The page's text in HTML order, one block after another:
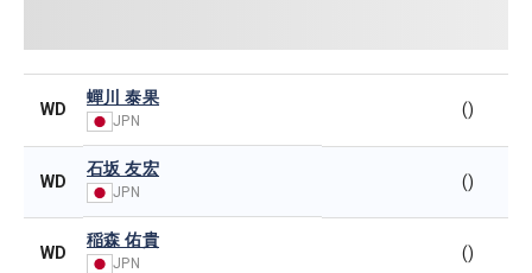
WD
蟬川 泰果
JPN
()
WD
石坂 友宏
JPN
()
WD
稲森 佑貴
JPN
()